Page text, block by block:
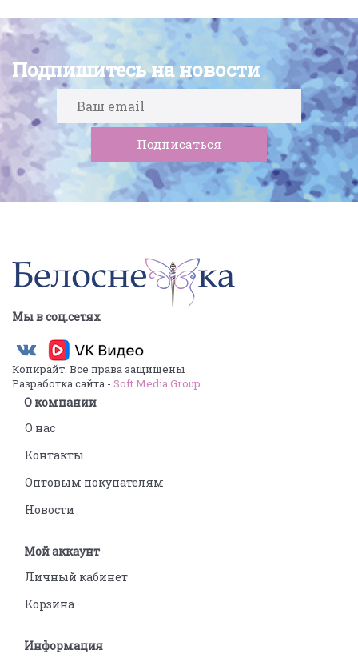
Подпишитесь на новости
Мы в соц.сетях
Копирайт. Все права защищены
Разработка сайта - Soft Media Group
О компании
О нас
Контакты
Оптовым покупателям
Новости
Мой аккаунт
Личный кабинет
Корзина
Информация